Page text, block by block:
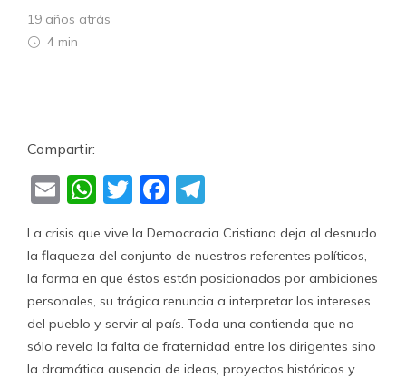
19 años atrás
4 min
Compartir:
EmailWhatsApp
TwitterFacebook
La crisis que vive la Democracia Cristiana deja al desnudo
la flaqueza del conjunto de nuestros referentes políticos,
la forma en que éstos están posicionados por ambiciones
personales, su trágica renuncia a interpretar los intereses
del pueblo y servir al país. Toda una contienda que no
sólo revela la falta de fraternidad entre los dirigentes sino
la dramática ausencia de ideas, proyectos históricos y